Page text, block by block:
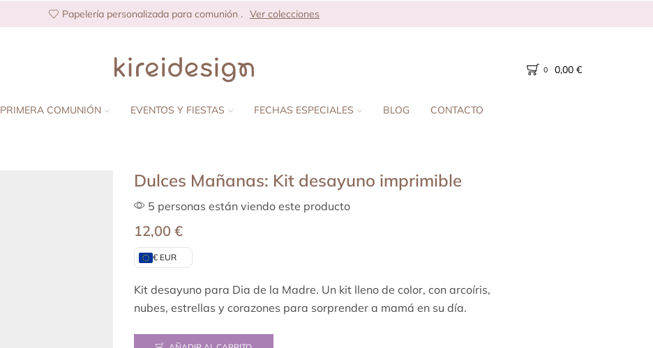
Papelería personalizada para comunión . Ver colecciones
0 0,00 €
PRIMERA COMUNIÓN EVENTOS Y FIESTAS FECHAS ESPECIALES BLOG CONTACTO
Dulces Mañanas: Kit desayuno imprimible
5 personas están viendo este producto
12,00 €
€ EUR
Kit desayuno para Dia de la Madre. Un kit lleno de color, con arcoíris,
nubes, estrellas y corazones para sorprender a mamá en su día.